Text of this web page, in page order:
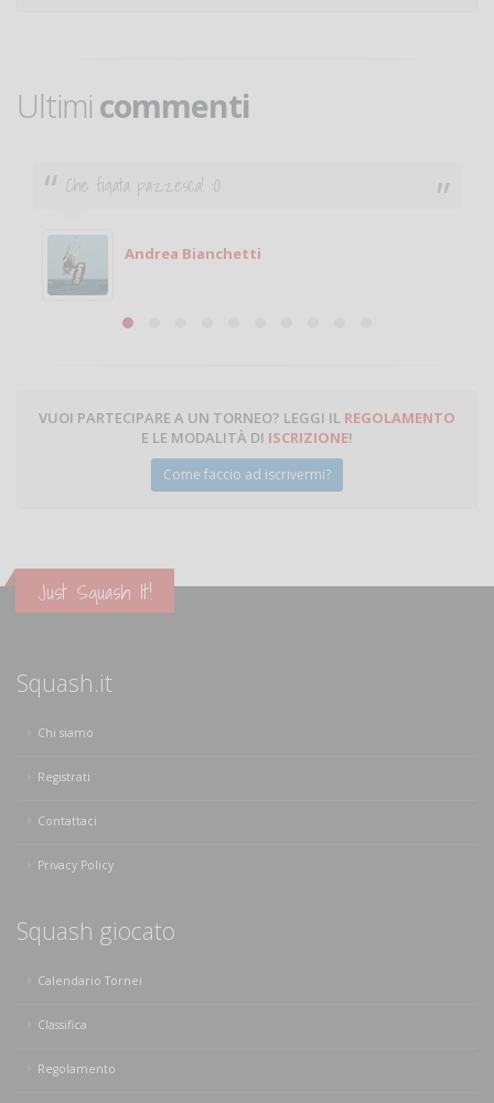
Ultimi commenti
Ciao. Sono a Treviglio da poco e vorrei tornare a
giocare. Se sei in zona e puoi giocare fammi sapere.
Michele
Michele Miglionico
VUOI PARTECIPARE A UN TORNEO? LEGGI IL REGOLAMENTO
E LE MODALITÀ DI ISCRIZIONE!
Come faccio ad iscrivermi?
Just Squash It!
Squash.it
Chi siamo
Registrati
Contattaci
Privacy Policy
Squash giocato
Calendario Tornei
Classifica
Regolamento